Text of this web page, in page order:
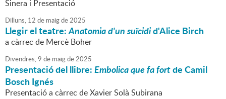
Sinera i Presentació
Dilluns, 12 de maigde2025
Llegir el teatre:Anatomia d'un suïcidid'Alice Birch
a càrrec de Mercè Boher
Divendres,9 de maigde2025
Presentació del llibre:Embolica que fa fortde Camil
Bosch Ignés
Presentació a càrrec de Xavier Solà Subirana